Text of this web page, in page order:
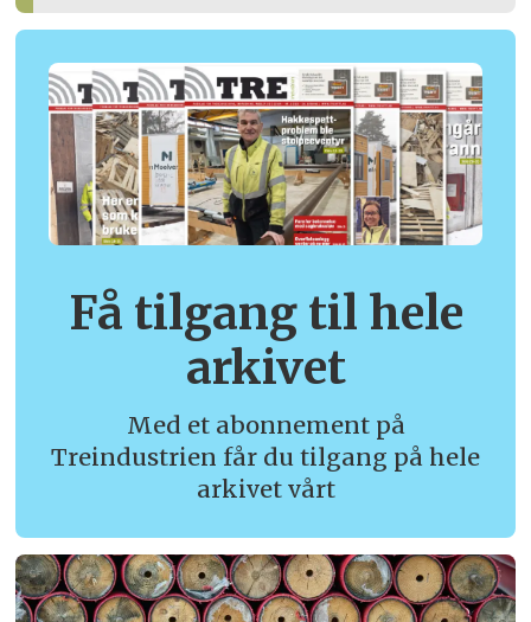
Få tilgang til hele
arkivet
Med et abonnement på
Treindustrien får du tilgang på hele
arkivet vårt